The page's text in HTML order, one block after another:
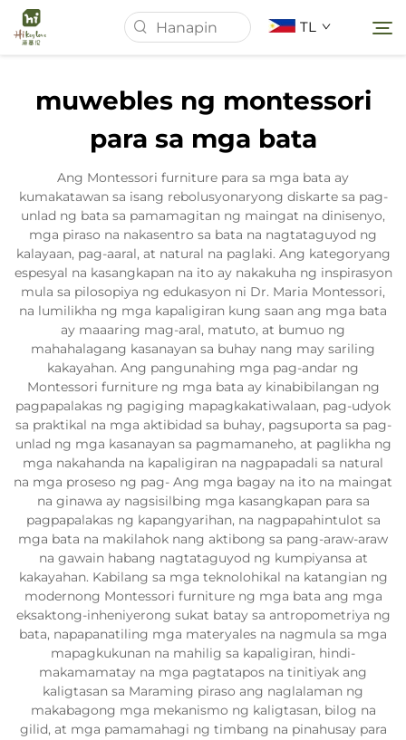
TL
Tungkol Sa Amin
Mga Produkto
Balita
Mga kaso
Makipag-ugnayan sa Amin
muwebles ng montessori
para sa mga bata
Ang Montessori furniture para sa mga bata ay
kumakatawan sa isang rebolusyonaryong diskarte sa pag-
unlad ng bata sa pamamagitan ng maingat na dinisenyo,
mga piraso na nakasentro sa bata na nagtataguyod ng
kalayaan, pag-aaral, at natural na paglaki. Ang kategoryang
espesyal na kasangkapan na ito ay nakakuha ng inspirasyon
mula sa pilosopiya ng edukasyon ni Dr. Maria Montessori,
na lumilikha ng mga kapaligiran kung saan ang mga bata
ay maaaring mag-aral, matuto, at bumuo ng
mahahalagang kasanayan sa buhay nang may sariling
kakayahan. Ang pangunahing mga pag-andar ng
Montessori furniture ng mga bata ay kinabibilangan ng
pagpapalakas ng pagiging mapagkakatiwalaan, pag-udyok
sa praktikal na mga aktibidad sa buhay, pagsuporta sa pag-
unlad ng mga kasanayan sa pagmamaneho, at paglikha ng
mga nakahanda na kapaligiran na nagpapadali sa natural
na mga proseso ng pag- Ang mga bagay na ito na maingat
na ginawa ay nagsisilbing mga kasangkapan para sa
pagpapalakas ng kapangyarihan, na nagpapahintulot sa
mga bata na makilahok nang aktibong sa pang-araw-araw
na gawain habang nagtataguyod ng kumpiyansa at
kakayahan. Kabilang sa mga teknolohikal na katangian ng
modernong Montessori furniture ng mga bata ang mga
eksaktong-inheniyerong sukat batay sa antropometriya ng
bata, napapanatiling mga materyales na nagmula sa mga
mapagkukunan na mahilig sa kapaligiran, hindi-
makamamatay na mga pagtatapos na tinitiyak ang
kaligtasan sa Maraming piraso ang naglalaman ng
makabagong mga mekanismo ng kaligtasan, bilog na
gilid, at mga pamamahagi ng timbang na pinahusay para